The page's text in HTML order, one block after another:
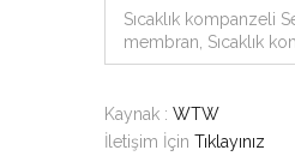
Sıcaklık kompanzeli
membran, Sıcaklık
Kaynak : WTW
İletişim İçin Tıklayınız